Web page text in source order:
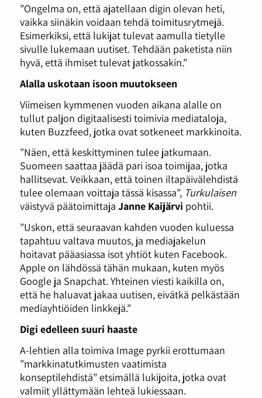
”Ongelma on, että ajatellaan digin olevan heti,
vaikka siinäkin voidaan tehdä toimitusrytmejä.
Esimerkiksi, että lukijat tulevat aamulla tietylle
sivulle lukemaan uutiset. Tehdään paketista niin
hyvä, että ihmiset tulevat jatkossakin.”
Alalla uskotaan isoon muutokseen
Viimeisen kymmenen vuoden aikana alalle on
tullut paljon digitaalisesti toimivia mediataloja,
kuten Buzzfeed, jotka ovat sotkeneet markkinoita.
”Näen, että keskittyminen tulee jatkumaan.
Suomeen saattaa jäädä pari isoa toimijaa, jotka
hallitsevat. Veikkaan, että toinen iltapäivälehdistä
tulee olemaan voittaja tässä kisassa”, Turkulaisen
väistyvä päätoimittaja Janne Kaijärvi pohtii.
”Uskon, että seuraavan kahden vuoden kuluessa
tapahtuu valtava muutos, ja mediajakelun
hoitavat pääasiassa isot yhtiöt kuten Facebook.
Apple on lähdössä tähän mukaan, kuten myös
Google ja Snapchat. Yhteinen viesti kaikilla on,
että he haluavat jakaa uutisen, eivätkä pelkästään
mediayhtiöiden linkkejä.”
Digi edelleen suuri haaste
A-lehtien alla toimiva Image pyrkii erottumaan
”markkinatutkimusten vaatimista
konseptilehdistä” etsimällä lukijoita, jotka ovat
valmiit yllättymään lehteä lukiessaan.